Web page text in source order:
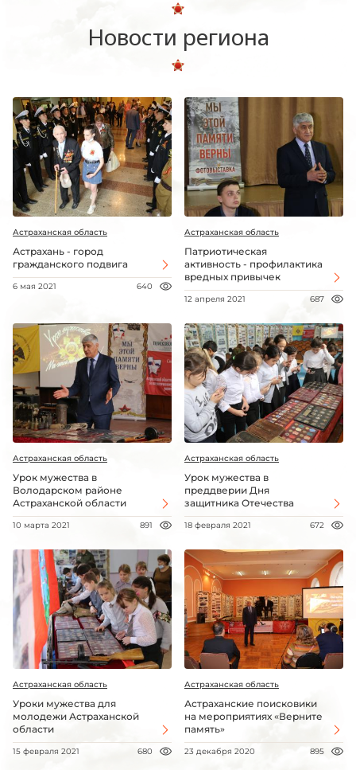
Новости региона
Астраханская область
Астрахань - город
гражданского подвига
6 мая 2021 640
Астраханская область
Патриотическая
активность - профилактика
вредных привычек
12 апреля 2021 687
Астраханская область
Урок мужества в
Володарском районе
Астраханской области
10 марта 2021 891
Астраханская область
Урок мужества в
преддверии Дня
защитника Отечества
18 февраля 2021 672
Астраханская область
Уроки мужества для
молодежи Астраханской
области
15 февраля 2021 680
Астраханская область
Астраханские поисковики
на мероприятиях «Верните
память»
23 декабря 2020 895